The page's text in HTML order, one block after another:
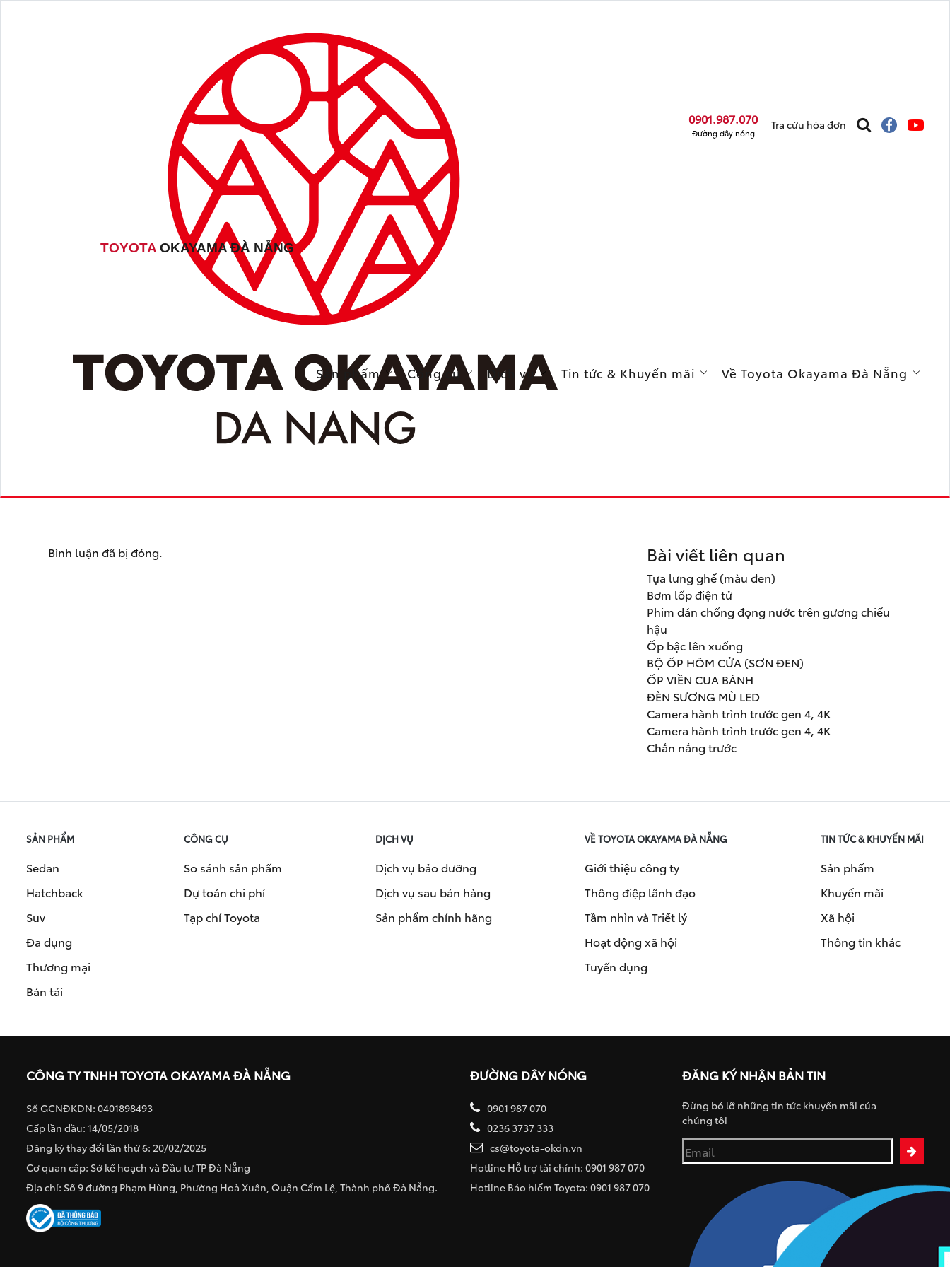
TOYOTA OKAYAMA ĐÀ NẴNG
0901.987.070
Đường dây nóng
Tra cứu hóa đơn
Sản phẩm Công cụ Dịch vụ Tin tức & Khuyến mãi Về Toyota Okayama Đà Nẵng
Bình luận đã bị đóng. Bài viết liên quan
Tựa lưng ghế (màu đen)
Bơm lốp điện tử
Phim dán chống đọng nước trên gương chiếu
hậu
Ốp bậc lên xuống
BỘ ỐP HÕM CỬA (SƠN ĐEN)
ỐP VIỀN CUA BÁNH
ĐÈN SƯƠNG MÙ LED
Camera hành trình trước gen 4, 4K
Camera hành trình trước gen 4, 4K
Chắn nắng trước
SẢN PHẨM
Sedan
Hatchback
Suv
Đa dụng
Thương mại
Bán tải
CÔNG CỤ
So sánh sản phẩm
Dự toán chi phí
Tạp chí Toyota
DỊCH VỤ
Dịch vụ bảo dưỡng
Dịch vụ sau bán hàng
Sản phẩm chính hãng
VỀ TOYOTA OKAYAMA ĐÀ NẴNG
Giới thiệu công ty
Thông điệp lãnh đạo
Tầm nhìn và Triết lý
Hoạt động xã hội
Tuyển dụng
TIN TỨC & KHUYẾN MÃI
Sản phẩm
Khuyến mãi
Xã hội
Thông tin khác
CÔNG TY TNHH TOYOTA OKAYAMA ĐÀ NẴNG
Số GCNĐKDN: 0401898493
Cấp lần đầu: 14/05/2018
Đăng ký thay đổi lần thứ 6: 20/02/2025
Cơ quan cấp: Sở kế hoạch và Đầu tư TP Đà Nẵng
Địa chỉ: Số 9 đường Phạm Hùng, Phường Hoà Xuân, Quận Cẩm Lệ, Thành phố Đà Nẵng.
ĐƯỜNG DÂY NÓNG
0901 987 070
0236 3737 333
cs@toyota-okdn.vn
Hotline Hỗ trợ tài chính: 0901 987 070
Hotline Bảo hiểm Toyota: 0901 987 070
ĐĂNG KÝ NHẬN BẢN TIN
Đừng bỏ lỡ những tin tức khuyến mãi của
chúng tôi